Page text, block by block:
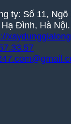
ty: Số 11, Ngõ
Đình, Hà Nội.